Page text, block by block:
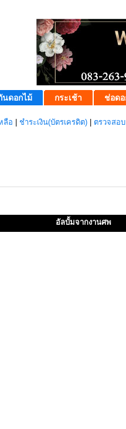
นดอกไม้ กระเช้า ช่อดอ
ลือ ชำระเงิน(บัตรเครดิต) ตรวจสอ
อัลบั้มจากงานศพ